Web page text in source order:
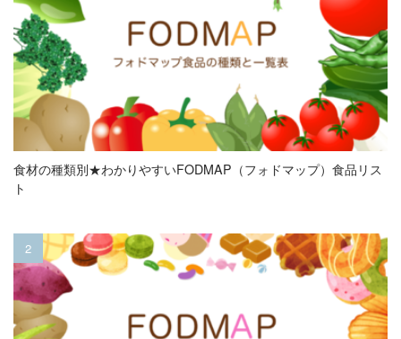
食材の種類別★わかりやすいFODMAP（フォドマップ）食品リス
ト